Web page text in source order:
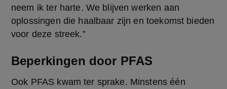
neem ik ter harte. We blijven werken aan
oplossingen die haalbaar zijn en toekomst bieden
voor deze streek.”
Beperkingen door PFAS
Ook PFAS kwam ter sprake. Minstens één